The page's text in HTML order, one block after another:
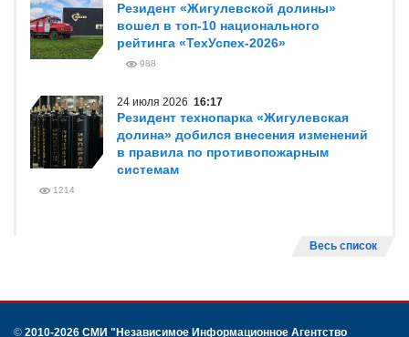
Резидент «Жигулевской долины»
вошел в топ-10 национального
рейтинга «ТехУспех-2026»
988
24 июля 2026 16:17
Резидент технопарка «Жигулевская
долина» добился внесения изменений
в правила по противопожарным
системам
1214
Весь список
© 2010-2026 СМИ "Независимое Информационное Агентство